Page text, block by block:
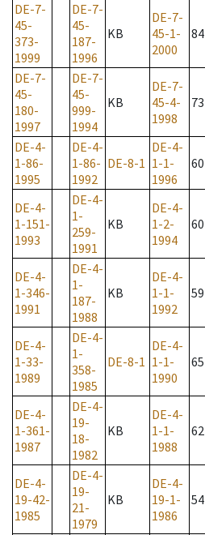
DE-7-
45-
373-
1999
DE-7-
45-
187-
1996
KB
DE-7-
45-1-
2000
84
DE-7-
45-
180-
1997
DE-7-
45-
999-
1994
KB
DE-7-
45-4-
1998
73
DE-4-
1-86-
1995
DE-4-
1-86-
1992
DE-8-1
DE-4-
1-1-
1996
60
DE-4-
1-151-
1993
DE-4-
1-
259-
1991
KB
DE-4-
1-2-
1994
60
DE-4-
1-346-
1991
DE-4-
1-
187-
1988
KB
DE-4-
1-1-
1992
59
DE-4-
1-33-
1989
DE-4-
1-
358-
1985
DE-8-1
DE-4-
1-1-
1990
65
DE-4-
1-361-
1987
DE-4-
19-
18-
1982
KB
DE-4-
1-1-
1988
62
DE-4-
19-42-
1985
DE-4-
19-
21-
1979
KB
DE-4-
19-1-
1986
54